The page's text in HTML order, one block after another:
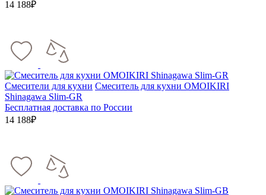
14 188₽
Смесители для кухни Смеситель для кухни OMOIKIRI
Shinagawa Slim-GR
Бесплатная доставка по России
14 188₽